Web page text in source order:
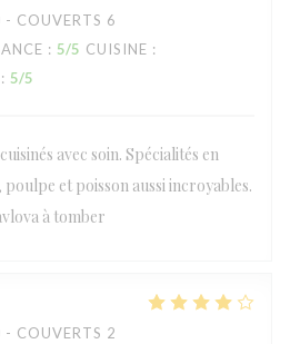
COUVERTS 6
: 5/5 CUISINE :
: 5/5
avec soin. Spécialités en
poulpe et poisson aussi incroyables.
à tomber
COUVERTS 2